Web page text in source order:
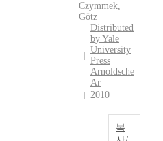
Czymmek,
Götz
Distributed
by Yale
University
Press
Arnoldsche
Ar
2010
복